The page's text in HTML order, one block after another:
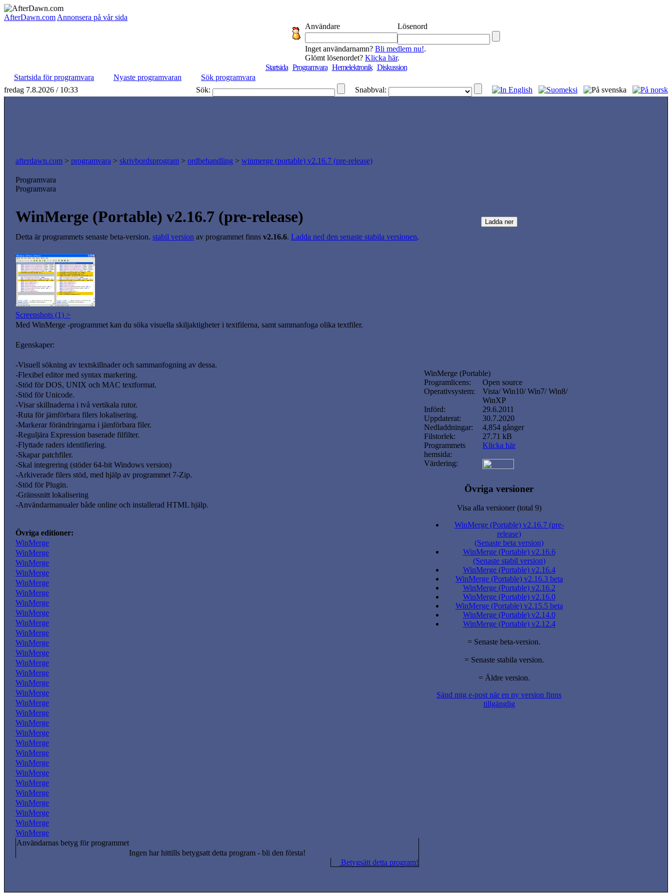
AfterDawn.com Annonsera på vår sida
Användare
Lösenord
Inget användarnamn? Bli medlem nu!.
Glömt lösenordet? Klicka här.
Startsida Programvara Hemelektronik Diskussion
Startsida för programvara
Nyaste programvaran
Sök programvara
fredag 7.8.2026 / 10:33
Sök: Snabbval:
afterdawn.com > programvara > skrivbordsprogram > ordbehandling > winmerge (portable) v2.16.7 (pre-release)
Programvara
Programvara
WinMerge (Portable) v2.16.7 (pre-release)
Detta är programmets senaste beta-version. stabil version av programmet finns v2.16.6. Ladda ned den senaste stabila versionen.
Screenshots (1) >
Med WinMerge -programmet kan du söka visuella skiljaktigheter i textfilerna, samt sammanfoga olika textfiler.
Egenskaper:
-Visuell sökning av textskillnader och sammanfogning av dessa.
-Flexibel editor med syntax markering.
-Stöd för DOS, UNIX och MAC textformat.
-Stöd för Unicode.
-Visar skillnaderna i två vertikala rutor.
-Ruta för jämförbara filers lokalisering.
-Markerar förändringarna i jämförbara filer.
-Reguljära Expression baserade filfilter.
-Flyttade raders identifiering.
-Skapar patchfiler.
-Skal integrering (stöder 64-bit Windows version)
-Arkiverade filers stöd, med hjälp av programmet 7-Zip.
-Stöd för Plugin.
-Gränssnitt lokalisering
-Användarmanualer både online och installerad HTML hjälp.
Övriga editioner:
WinMerge
WinMerge
WinMerge
WinMerge
WinMerge
WinMerge
WinMerge
WinMerge
WinMerge
WinMerge
WinMerge
WinMerge
WinMerge
WinMerge
WinMerge
WinMerge
WinMerge
WinMerge
WinMerge
WinMerge
WinMerge
WinMerge
WinMerge
WinMerge
WinMerge
WinMerge
WinMerge
WinMerge
WinMerge
WinMerge
WinMerge (Portable)
Programlicens:
Open source
Operativsystem:
Vista/ Win10/ Win7/ Win8/
WinXP
Införd:
29.6.2011
Uppdaterat:
30.7.2020
Nedladdningar:
4,854 gånger
Filstorlek:
27.71 kB
Programmets
hemsida:
Klicka här
Värdering:
Övriga versioner
Visa alla versioner (total 9)
WinMerge (Portable) v2.16.7 (pre-
release)
(Senaste beta version)
WinMerge (Portable) v2.16.6
(Senaste stabil version)
WinMerge (Portable) v2.16.4
WinMerge (Portable) v2.16.3 beta
WinMerge (Portable) v2.16.2
WinMerge (Portable) v2.16.0
WinMerge (Portable) v2.15.5 beta
WinMerge (Portable) v2.14.0
WinMerge (Portable) v2.12.4
= Senaste beta-version.
= Senaste stabila version.
= Äldre version.
Sänd mig e-post när en ny version finns
tillgänglig
Användarnas betyg för programmet
Ingen har hittills betygsatt detta program - bli den första!
Betygsätt detta program!